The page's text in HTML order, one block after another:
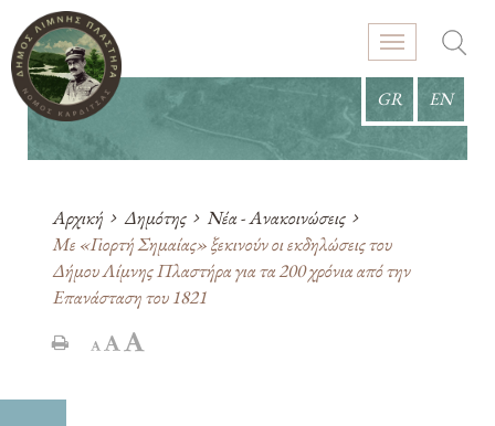
GR EN
Αρχική Δημότης
Νέα - Ανακοινώσεις
Με «Γιορτή Σημαίας» ξεκινούν οι εκδηλώσεις του
Δήμου Λίμνης Πλαστήρα για τα 200 χρόνια από την
Επανάσταση του 1821